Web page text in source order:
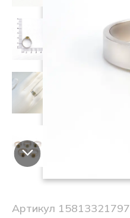
Артикул 15813321797